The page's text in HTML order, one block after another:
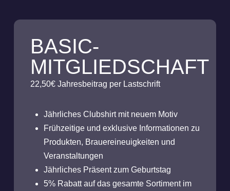
BASIC-
MITGLIEDSCHAFT
22,50€ Jahresbeitrag per Lastschrift
Jährliches Clubshirt mit neuem Motiv
Frühzeitige und exklusive Informationen zu
Produkten, Brauereineuigkeiten und
Veranstaltungen
Jährliches Präsent zum Geburtstag
5% Rabatt auf das gesamte Sortiment im